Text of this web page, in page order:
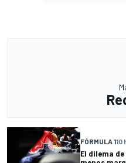
FÓRMULA 110
El dilema